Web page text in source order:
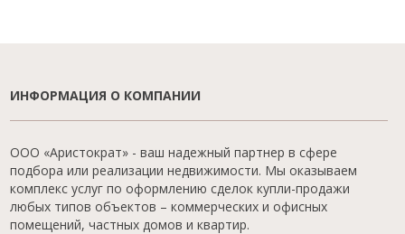
ИНФОРМАЦИЯ О КОМПАНИИ
ООО «Аристократ» - ваш надежный партнер в сфере
подбора или реализации недвижимости. Мы оказываем
комплекс услуг по оформлению сделок купли-продажи
любых типов объектов – коммерческих и офисных
помещений, частных домов и квартир.